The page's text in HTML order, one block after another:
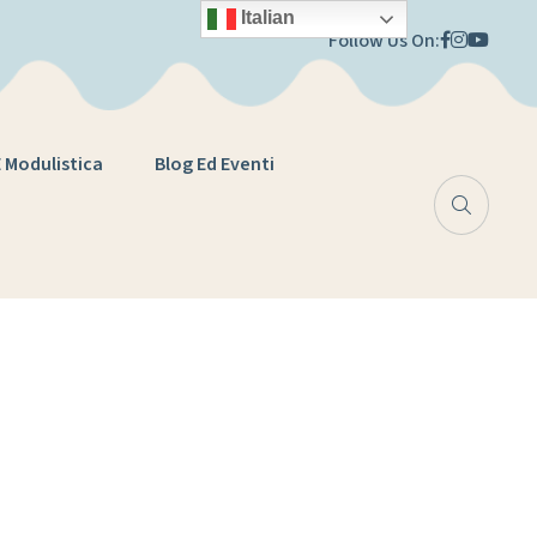
Follow Us On:
Modulistica Blog Ed Eventi
Italian